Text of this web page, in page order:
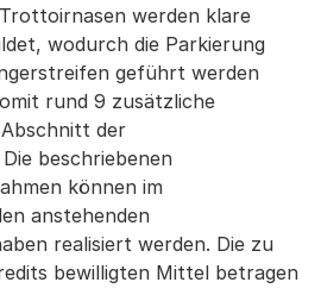
werden klare
wodurch die Parkierung
geführt werden
rund 9 zusätzliche
der
beschriebenen
können im
anstehenden
realisiert werden. Die zu
bewilligten Mittel betragen